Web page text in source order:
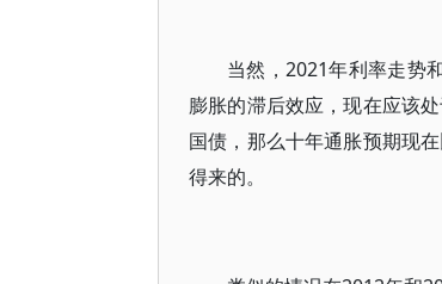
当然，2021年利率走势
膨胀的滞后效应，现在应该
国债，那么十年通胀预期现
得来的。